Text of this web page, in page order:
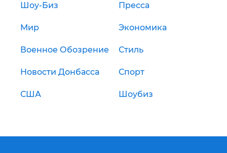
Шоу-Биз Пресса
Мир Экономика
Военное Обозрение Стиль
Новости Донбасса Спорт
США Шоубиз